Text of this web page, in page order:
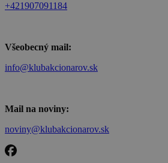
+421907091184
Všeobecný mail:
info@klubakcionarov.sk
Mail na noviny:
noviny@klubakcionarov.sk